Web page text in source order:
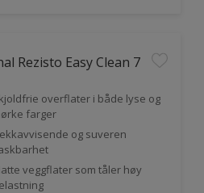
Rezisto Easy Clean 7
overflater i både lyse og
farger
og suveren
veggflater som tåler høy